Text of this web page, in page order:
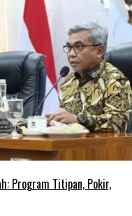
Program Titipan, Pokir,